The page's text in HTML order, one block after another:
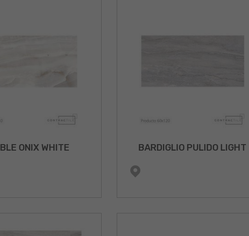
ONIX WHITE BARDIGLIO PULIDO LIGHT